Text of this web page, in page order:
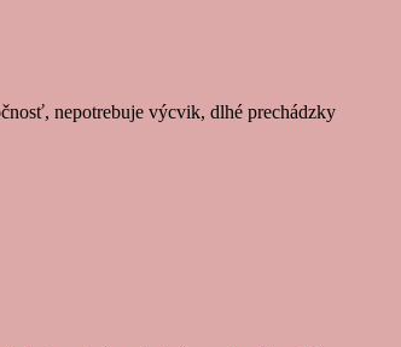
nepotrebuje výcvik, dlhé prechádzky